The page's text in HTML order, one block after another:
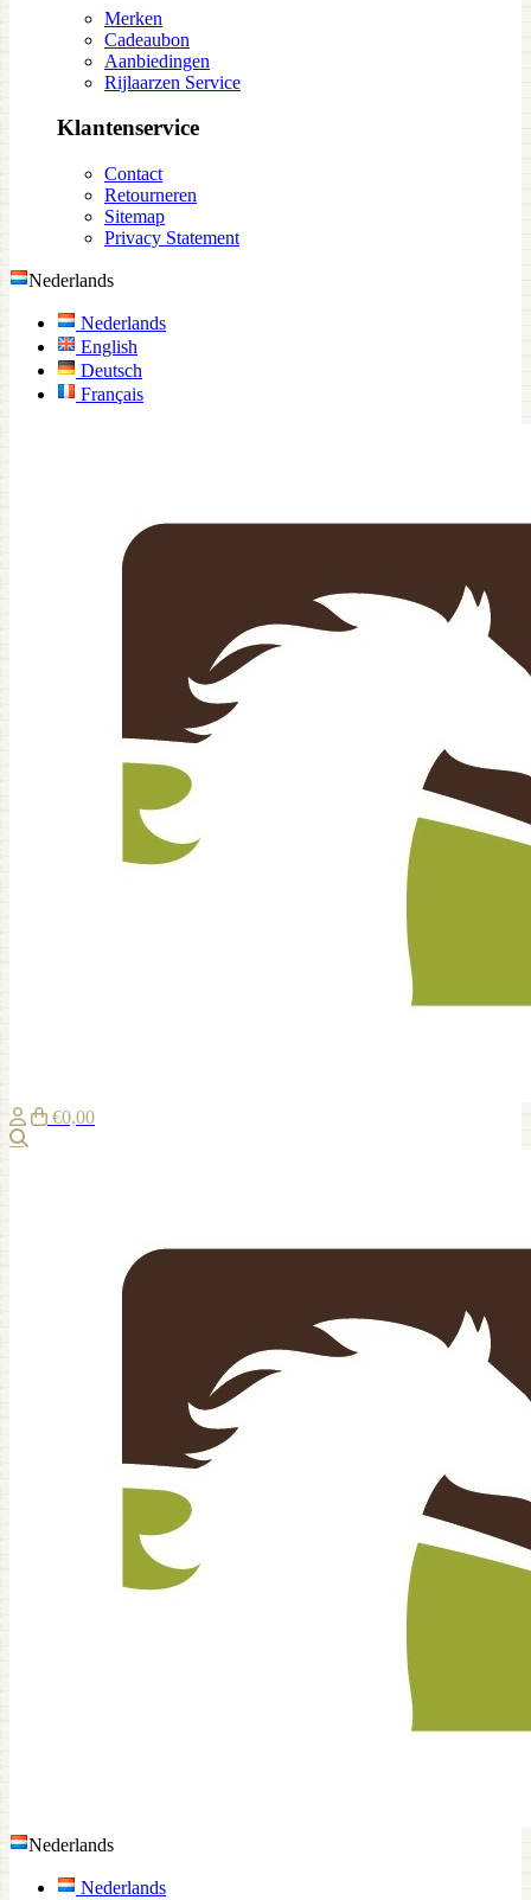
Merken
Cadeaubon
Aanbiedingen
Rijlaarzen Service
Klantenservice
Contact
Retourneren
Sitemap
Privacy Statement
Nederlands
Nederlands
English
Deutsch
Français
€0,00
Nederlands
Nederlands